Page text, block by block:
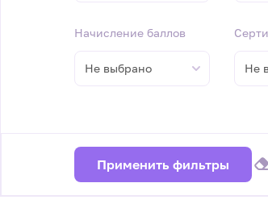
Начисление баллов
Не выбрано Не
Применить фильтры